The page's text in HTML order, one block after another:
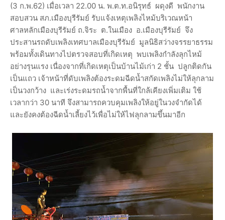
(3 ก.พ.62) เมื่อเวลา 22.00 น. พ.ต.ท.อนิรุทธ์ ผดุงดี พนักงาน
สอบสวน สภ.เมืองบุรีรัมย์ รับแจ้งเหตุเพลิงไหม้บริเวณหน้า
ศาลหลักเมืองบุรีรัมย์ ถ.จิระ ต.ในเมือง อ.เมืองบุรีรัมย์ จึง
ประสานรถดับเพลิงเทศบาลเมืองบุรีรัมย์ มูลนิธิสว่างจรรยาธรรม
พร้อมทั้งเดินทางไปตรวจสอบที่เกิดเหตุ พบเพลิงกำลังลุกไหม้
อย่างรุนแรง เนื่องจากที่เกิดเหตุเป็นบ้านไม้เก่า 2 ชั้น ปลูกติดกัน
เป็นแถว เจ้าหน้าที่ดับเพลิงต้องระดมฉีดน้ำสกัดเพลิงไม่ให้ลุกลาม
เป็นวงกว้าง และเร่งระดมรถน้ำจากพื้นที่ใกล้เคียงเพิ่มเติม ใช้
เวลากว่า 30 นาที จึงสามารถควบคุมเพลิงให้อยู่ในวงจำกัดได้
และยังคงต้องฉีดน้ำเลี้ยงไว้เพื่อไม่ให้ไฟลุกลามขึ้นมาอีก